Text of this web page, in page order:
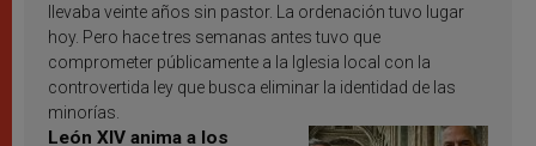
llevaba veinte años sin pastor. La ordenación tuvo lugar
hoy. Pero hace tres semanas antes tuvo que
comprometer públicamente a la Iglesia local con la
controvertida ley que busca eliminar la identidad de las
minorías.
León XIV anima a los